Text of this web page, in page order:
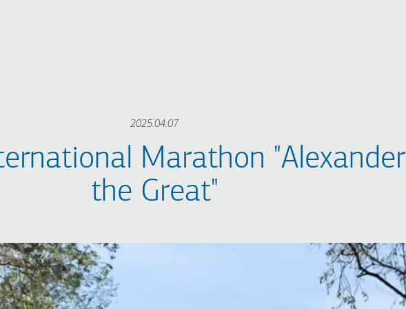
2025.04.07
Marathon "Alexander
the Great"